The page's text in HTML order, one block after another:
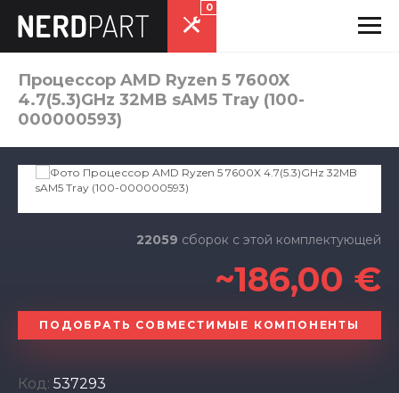
0
Процессор AMD Ryzen 5 7600X
4.7(5.3)GHz 32MB sAM5 Tray (100-
000000593)
Код: 537293
22059 сборок с этой комплектующей
~186,00 €
ПОДОБРАТЬ СОВМЕСТИМЫЕ КОМПОНЕНТЫ